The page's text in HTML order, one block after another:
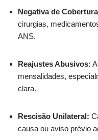
Negativa de
cirurgias,
ANS.
Reajustes Abusivos:
mensalidades,
clara.
Rescisão Unilateral:
causa ou aviso prévio